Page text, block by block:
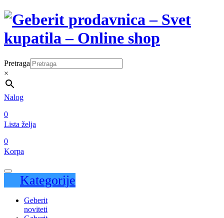
Pretraga
×
Nalog
0
Lista želja
0
Korpa
Kategorije
Geberit
noviteti